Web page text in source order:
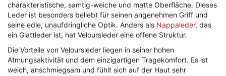
charakteristische, samtig-weiche und matte Oberfläche. Dieses
Leder ist besonders beliebt für seinen angenehmen Griff und
seine edle, unaufdringliche Optik. Anders als Nappaleder, das
ein Glattleder ist, hat Veloursleder eine offene Struktur.
Die Vorteile von Veloursleder liegen in seiner hohen
Atmungsaktivität und dem einzigartigen Tragekomfort. Es ist
weich, anschmiegsam und fühlt sich auf der Haut sehr